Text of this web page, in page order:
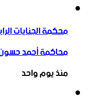
محكمة الجنايات
محاكمة أحمد
منذ يوم واحد